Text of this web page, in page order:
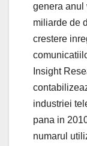
genera anul
miliarde de
crestere
Insight
industriei
pana in
numarul